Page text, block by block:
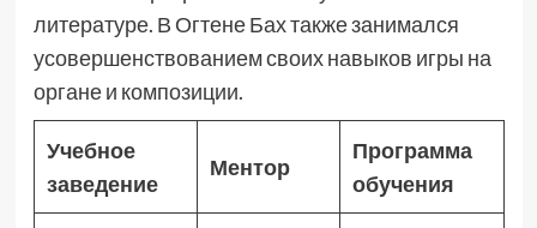
литературе. В Огтене Бах также занимался
усовершенствованием своих навыков игры на
органе и композиции.
Учебное
заведение
Ментор
Программа
обучения